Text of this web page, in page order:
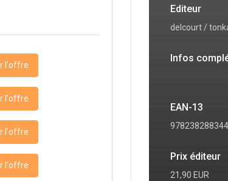
l'offre
l'offre
l'offre
l'offre
Editeur
delcourt /
Infos
EAN-13
Prix éditeur
21,90 EUR